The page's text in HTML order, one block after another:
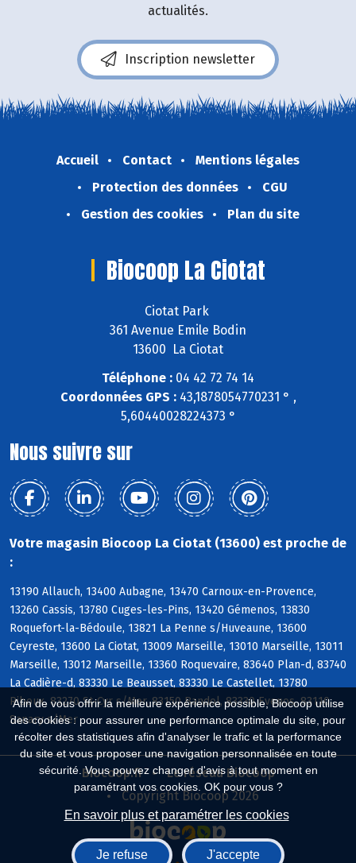
Afin de vous offrir la meilleure expérience possible, Biocoop utilise
des cookies : pour assurer une performance optimale du site, pour
récolter des statistiques afin d'analyser le trafic et la performance
du site et vous proposer une navigation personnalisée en toute
sécurité. Vous pouvez changer d'avis à tout moment en
paramétrant vos cookies. OK pour vous ?
En savoir plus et paramétrer les cookies
Je refuse J'accepte
actualités.
Inscription newsletter
Accueil Contact
Mentions légales
Protection des données
CGU
Gestion des cookies
Plan du site
Biocoop La Ciotat
Ciotat Park
361 Avenue Emile Bodin
13600 La Ciotat
Téléphone : 04 42 72 74 14
Coordonnées GPS :43,1878054770231 ° ,
5,60440028224373 °
Nous suivre sur
Votre magasin Biocoop La Ciotat (13600) est proche de
:
13190 Allauch, 13400 Aubagne, 13470 Carnoux-en-Provence,
13260 Cassis, 13780 Cuges-les-Pins, 13420 Gémenos, 13830
Roquefort-la-Bédoule, 13821 La Penne s/Huveaune, 13600
Ceyreste, 13600 La Ciotat, 13009 Marseille, 13010 Marseille, 13011
Marseille, 13012 Marseille, 13360 Roquevaire, 83640 Plan-d, 83740
La Cadière-d, 83330 Le Beausset, 83330 Le Castellet, 13780
Riboux, 83270 St-Cyr s/Mer, 83150 Bandol, 83330 Evenos, 83110
Sanary s/Mer
Biocoop.fr
Le réseau Biocoop
Copyright Biocoop 2026